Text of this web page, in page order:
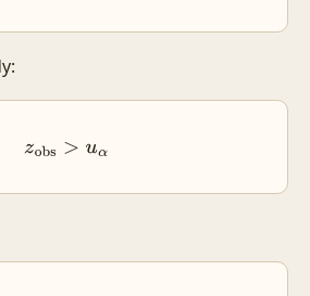
zobs> uα